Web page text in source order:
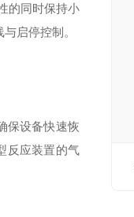
的同时保持小
启停控制。
保设备快速恢
反应装置的气